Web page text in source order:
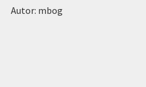
Autor: mbog